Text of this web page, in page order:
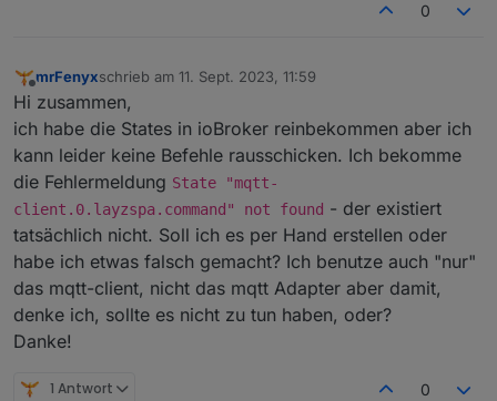
0
mrFenyxschrieb am 11. Sept. 2023, 11:59
zuletzt editiert von
Hi zusammen,
ich habe die States in ioBroker reinbekommen aber ich
kann leider keine Befehle rausschicken. Ich bekomme
die Fehlermeldung State "mqtt-
client.0.layzspa.command" not found - der existiert
tatsächlich nicht. Soll ich es per Hand erstellen oder
habe ich etwas falsch gemacht? Ich benutze auch "nur"
das mqtt-client, nicht das mqtt Adapter aber damit,
denke ich, sollte es nicht zu tun haben, oder?
Danke!
1 Antwort 0